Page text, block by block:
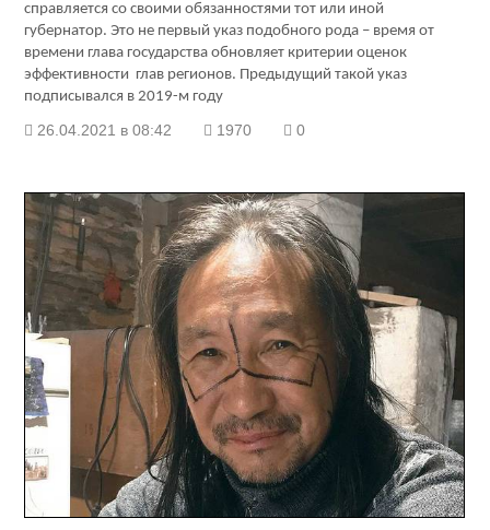
справляется со своими обязанностями тот или иной
губернатор. Это не первый указ подобного рода – время от
времени глава государства обновляет критерии оценок
эффективности глав регионов. Предыдущий такой указ
подписывался в 2019-м году
26.04.2021 в 08:42 1970 0